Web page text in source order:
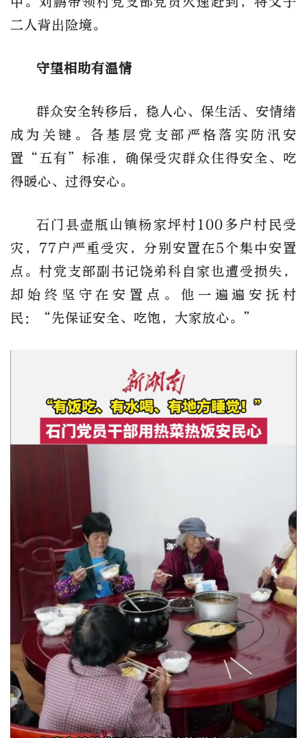
二人背出险境。
守望相助有温情
群众安全转移后，稳人心、保生活、安情绪
成为关键。各基层党支部严格落实防汛安
置“五有”标准，确保受灾群众住得安全、吃
得暖心、过得安心。
石门县壶瓶山镇杨家坪村100多户村民受
灾，77户严重受灾，分别安置在5个集中安置
点。村党支部副书记饶弟科自家也遭受损失，
却始终坚守在安置点。他一遍遍安抚村
民：“先保证安全、吃饱，大家放心。”